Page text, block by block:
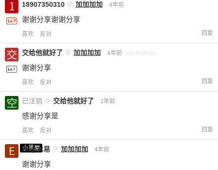
18907350310 @ 加加加加 4年前
谢谢分享谢谢分享
喜欢 反对 回复
交给他就好了 @ 加加加加 4年前 via Android
谢谢分享
喜欢 反对 回复
已注销 @ 交给他就好了 2年前
感谢分享是
喜欢 反对 回复
小黑屋
Emp木易 @ 加加加加 4年前
谢谢分享